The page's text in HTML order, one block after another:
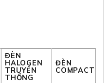
ĐÈN
HALOGEN
TRUYỀN
THỐNG
ĐÈN
COMPACT